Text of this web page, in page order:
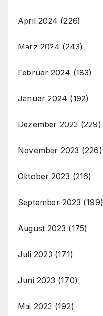
April 2024 (226)
März 2024 (243)
Februar 2024 (183)
Januar 2024 (192)
Dezember 2023 (229)
November 2023 (226)
Oktober 2023 (216)
September 2023 (199)
August 2023 (175)
Juli 2023 (171)
Juni 2023 (170)
Mai 2023 (192)